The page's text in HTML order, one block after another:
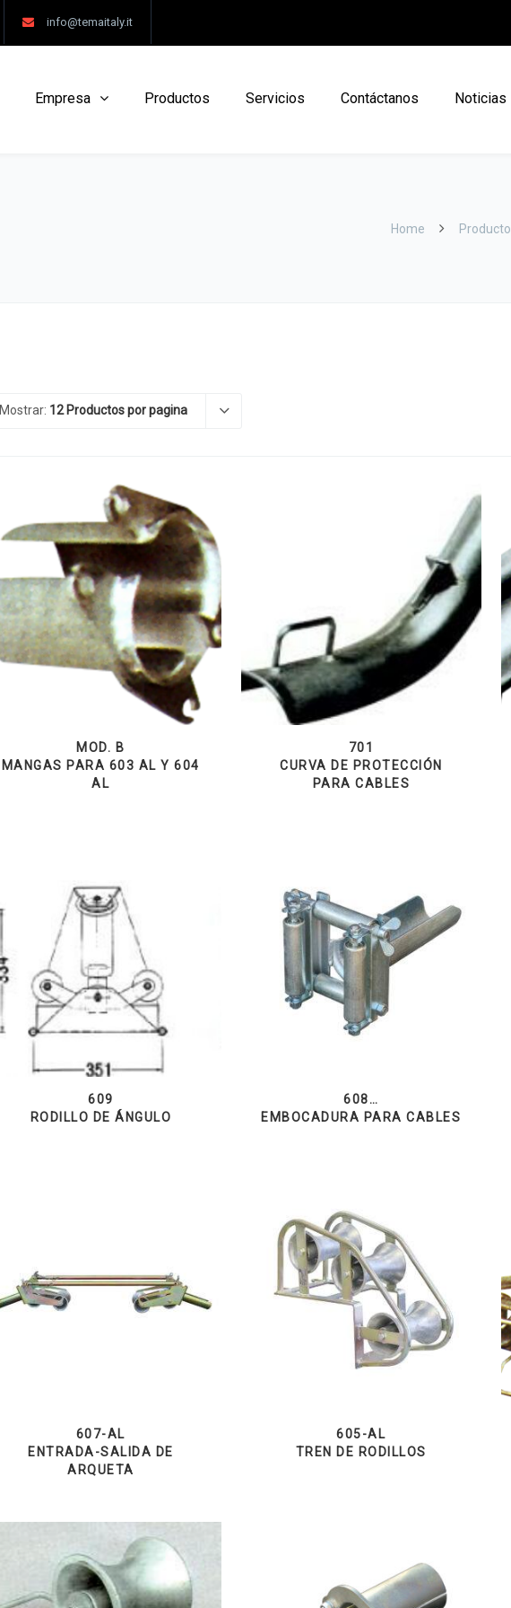
info@temaitaly.it
Empresa Productos Servicios Contáctanos Noticias
Home Producto
Mostrar: 12 Productos por pagina
MOD. B
MANGAS PARA 603 AL Y 604
AL
701
CURVA DE PROTECCIÓN
PARA CABLES
609
RODILLO DE ÁNGULO
608…
EMBOCADURA PARA CABLES
607-AL
ENTRADA-SALIDA DE
ARQUETA
605-AL
TREN DE RODILLOS